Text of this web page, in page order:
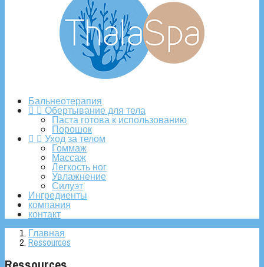
Бальнеотерапия
  Обертывание для тела
Паста готова к использованию
Порошок
  Уход за телом
Гоммаж
Массаж
Легкость ног
Увлажнение
Силуэт
Ингредиенты
компания
контакт
Главная
Ressources